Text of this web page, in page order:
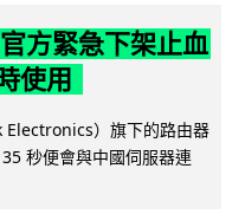
方緊急下架止血
使用
）旗下的路由器
秒便會與中國伺服器連